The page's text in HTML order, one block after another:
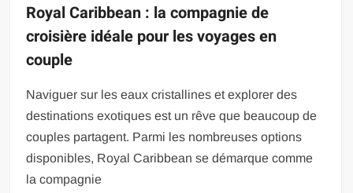
Royal Caribbean : la compagnie de
croisière idéale pour les voyages en
couple
Naviguer sur les eaux cristallines et explorer des
destinations exotiques est un rêve que beaucoup de
couples partagent. Parmi les nombreuses options
disponibles, Royal Caribbean se démarque comme
la compagnie